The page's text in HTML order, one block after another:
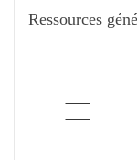
Ressources